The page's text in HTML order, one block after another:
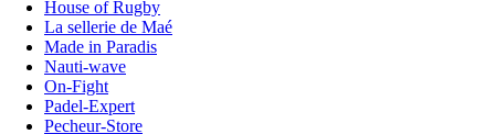
House of Rugby
La sellerie de Maé
Made in Paradis
Nauti-wave
On-Fight
Padel-Expert
Pecheur-Store